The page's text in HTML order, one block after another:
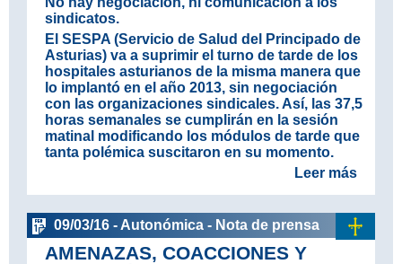
sindicatos.
El SESPA (Servicio de Salud del Principado de
Asturias) va a suprimir el turno de tarde de los
hospitales asturianos de la misma manera que
lo implantó en el año 2013, sin negociación
con las organizaciones sindicales. Así, las 37,5
horas semanales se cumplirán en la sesión
matinal modificando los módulos de tarde que
tanta polémica suscitaron en su momento.
Leer más
09/03/16 - Autonómica - Nota de prensa
AMENAZAS, COACCIONES Y